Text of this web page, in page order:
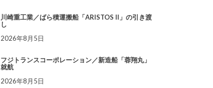
川崎重工業／ばら積運搬船「ARISTOS II」の引き渡
し
2026年8月5日
フジトランスコーポレーション／新造船「蓉翔丸」
就航
2026年8月5日